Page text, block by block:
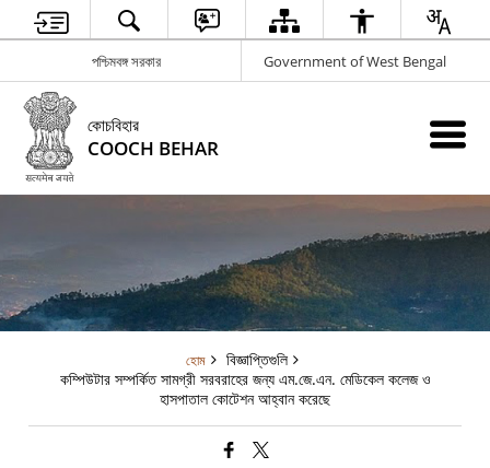
পশ্চিমবঙ্গ সরকার Government of West Bengal
কোচবিহার
COOCH BEHAR
হোম
বিজ্ঞাপ্তিগুলি
কম্পিউটার সম্পর্কিত সামগ্রী সরবরাহের জন্য এম.জে.এন. মেডিকেল কলেজ ও
হাসপাতাল কোটেশন আহ্বান করেছে